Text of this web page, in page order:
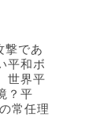
撃であ
平和ボ
世界平
？平
常任理